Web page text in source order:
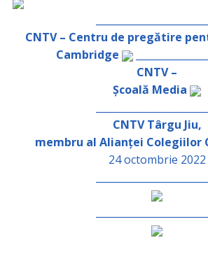
CNTV – Centru de pregătire
Cambridge
CNTV –
Școală Media
CNTV Târgu Jiu,
membru al Alianței Colegiilor
24 octombrie 2022